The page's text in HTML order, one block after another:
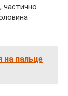
частично
на пальце